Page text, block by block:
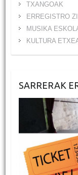
TXANGOAK
ERREGISTRO
MUSIKA
KULTURA
SARRERAK